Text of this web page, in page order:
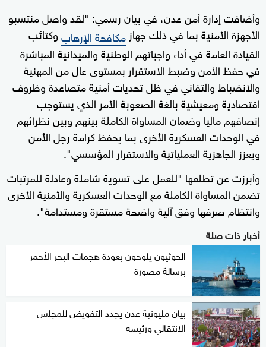
وأضافت إدارة أمن عدن، في بيان رسمي: "لقد واصل منتسبو
الأجهزة الأمنية بما في ذلك جهاز مكافحة الإرهابوكتائب
القيادة العامة في أداء واجباتهم الوطنية والميدانية المباشرة
في حفظ الأمن وضبط الاستقرار بمستوى عال من المهنية
والانضباط والتفاني في ظل تحديات أمنية متصاعدة وظروف
اقتصادية ومعيشية بالغة الصعوبة الأمر الذي يستوجب
إنصافهم ماليا وضمان المساواة الكاملة بينهم وبين نظرائهم
في الوحدات العسكرية الأخرى بما يحفظ كرامة رجل الأمن
ويعزز الجاهزية العملياتية والاستقرار المؤسسي".
وأبرزت عن تطلعها "للعمل على تسوية شاملة وعادلة للمرتبات
تضمن المساواة الكاملة مع الوحدات العسكرية والأمنية الأخرى
وانتظام صرفها وفق آلية واضحة مستقرة ومستدامة".
أخبار ذات صلة
الحوثيون يلوحون بعودة هجمات البحر الأحمر
برسالة مصورة
بيان مليونية عدن يجدد التفويض للمجلس
الانتقالي ورئيسه